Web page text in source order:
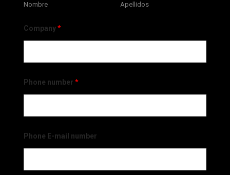
Nombre Apellidos
Company*
Phone number *
Phone E-mail number